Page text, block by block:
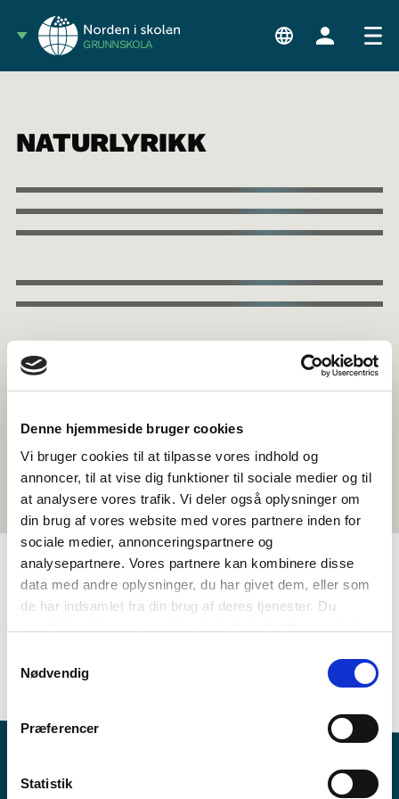
Denne hjemmeside bruger cookies
Vi bruger cookies til at tilpasse vores indhold og
annoncer, til at vise dig funktioner til sociale medier og til
at analysere vores trafik. Vi deler også oplysninger om
din brug af vores website med vores partnere inden for
sociale medier, annonceringspartnere og
analysepartnere. Vores partnere kan kombinere disse
data med andre oplysninger, du har givet dem, eller som
de har indsamlet fra din brug af deres tjenester. Du
Nødvendig
Præferencer
Statistik
GRUNNSKOLA
TAGS
Nordisk kulturforståing
NATURLYRIKK